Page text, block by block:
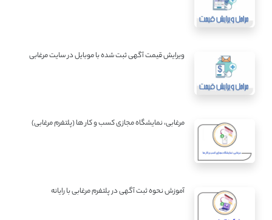
ویرایش قیمت آگهی ثبت شده با موبایل در سایت مرغابی
مرغابی، نمایشگاه مجازی کسب و کار ها (پلتفرم مرغابی)
آموزش نحوه ثبت آگهی در پلتفرم مرغابی با رایانه